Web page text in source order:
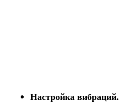
Настройка вибраций.